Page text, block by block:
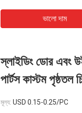
ভালো দাম
স্লাইডিং ডোর এবং
পার্টস কাস্টম পৃষ্ঠতল
মূল্য: USD 0.15-0.25/PC